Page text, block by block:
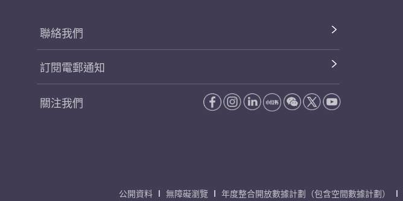
聯絡我們
訂閱電郵通知
關注我們
公開資料 無障礙瀏覽 年度整合開放數據計劃（包含空間數據計劃）